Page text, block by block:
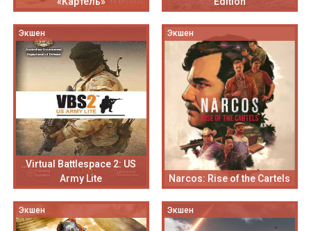
Экшен
Virtual Battlespace 2: US
Army Lite
Экшен
Narcos: Rise of the Cartels
Экшен Экшен